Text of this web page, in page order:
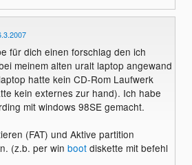
für dich einen forschlag den ich
meinem alten uralt laptop angewand
hatte kein CD-Rom Laufwerk
kein externes zur hand). Ich habe
mit windows 98SE gemacht.
(FAT) und Aktive partition
(z.b. per win bootdiskette mit befehl